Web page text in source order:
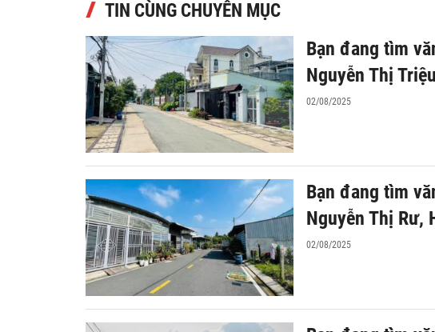
TIN CÙNG CHUYÊN MỤC
Bạn đang tìm
Nguyễn Thị
02/08/2025
Bạn đang tìm
Nguyễn Thị Rư,
02/08/2025